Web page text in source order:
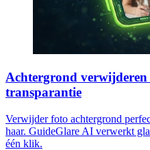
Achtergrond
transparantie
Verwijder foto achtergrond
haar. GuideGlare AI verwerkt
één klik.